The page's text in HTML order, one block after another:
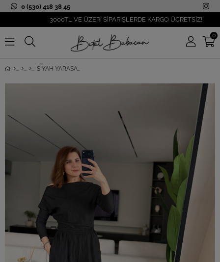
0 (530) 418 38 45
3000TL VE ÜZERİ SİPARİŞLERDE KARGO ÜCRETSİZ!
0
SIYAH YARASA KOL KAYIK YAKA TAKIM